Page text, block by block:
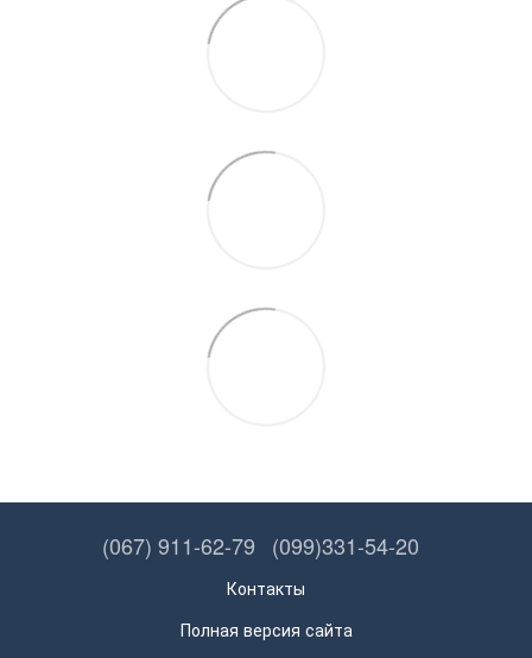
(067) 911-62-79 (099)331-54-20
Контакты
Полная версия сайта